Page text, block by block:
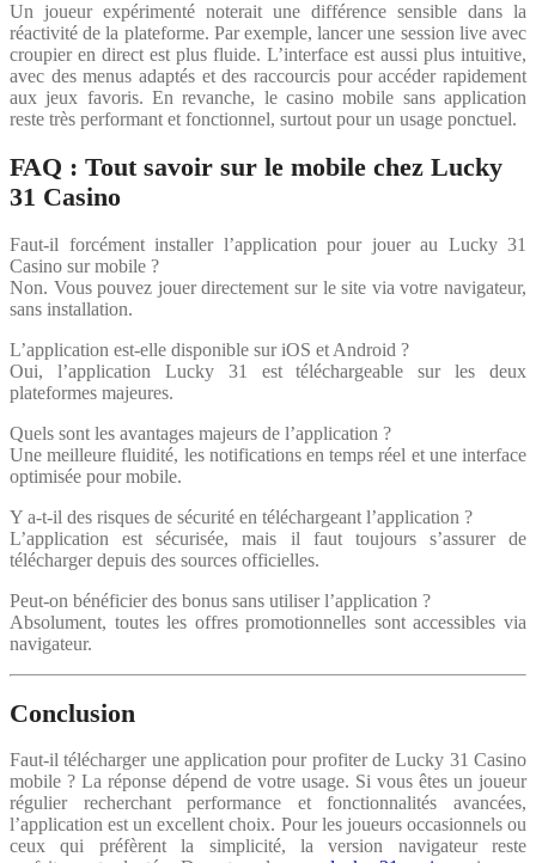
Un joueur expérimenté noterait une différence sensible dans la
réactivité de la plateforme. Par exemple, lancer une session live avec
croupier en direct est plus fluide. L’interface est aussi plus intuitive,
avec des menus adaptés et des raccourcis pour accéder rapidement
aux jeux favoris. En revanche, le casino mobile sans application
reste très performant et fonctionnel, surtout pour un usage ponctuel.
FAQ : Tout savoir sur le mobile chez Lucky
31 Casino
Faut-il forcément installer l’application pour jouer au Lucky 31
Casino sur mobile ?
Non. Vous pouvez jouer directement sur le site via votre navigateur,
sans installation.
L’application est-elle disponible sur iOS et Android ?
Oui, l’application Lucky 31 est téléchargeable sur les deux
plateformes majeures.
Quels sont les avantages majeurs de l’application ?
Une meilleure fluidité, les notifications en temps réel et une interface
optimisée pour mobile.
Y a-t-il des risques de sécurité en téléchargeant l’application ?
L’application est sécurisée, mais il faut toujours s’assurer de
télécharger depuis des sources officielles.
Peut-on bénéficier des bonus sans utiliser l’application ?
Absolument, toutes les offres promotionnelles sont accessibles via
navigateur.
Conclusion
Faut-il télécharger une application pour profiter de Lucky 31 Casino
mobile ? La réponse dépend de votre usage. Si vous êtes un joueur
régulier recherchant performance et fonctionnalités avancées,
l’application est un excellent choix. Pour les joueurs occasionnels ou
ceux qui préfèrent la simplicité, la version navigateur reste